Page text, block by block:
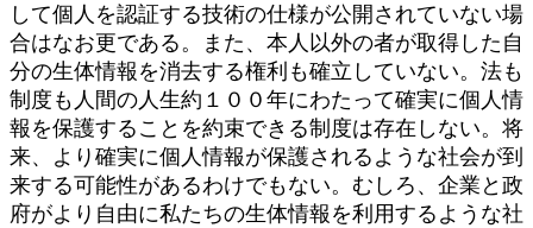
して個人を認証する技術の仕様が公開されていない場
合はなお更である。また、本人以外の者が取得した自
分の生体情報を消去する権利も確立していない。法も
制度も人間の人生約１００年にわたって確実に個人情
報を保護することを約束できる制度は存在しない。将
来、より確実に個人情報が保護されるような社会が到
来する可能性があるわけでもない。むしろ、企業と政
府がより自由に私たちの生体情報を利用するような社